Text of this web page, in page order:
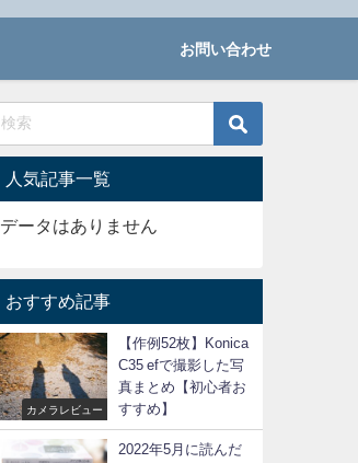
お問い合わせ
人気記事一覧
データはありません
おすすめ記事
カメラレビュー
【作例52枚】Konica
C35 efで撮影した写
真まとめ【初心者お
すすめ】
2022年5月に読んだ